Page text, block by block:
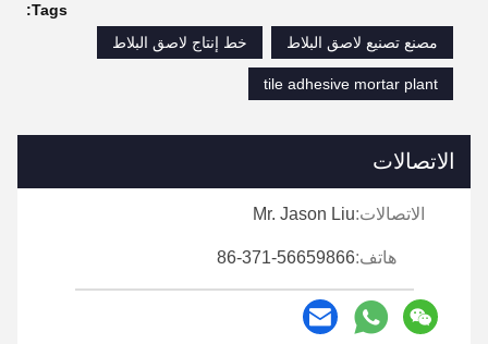
Tags:
مصنع تصنيع لاصق البلاط
خط إنتاج لاصق البلاط
tile adhesive mortar plant
الاتصالات
الاتصالات:Mr. Jason Liu
هاتف:86-371-56659866